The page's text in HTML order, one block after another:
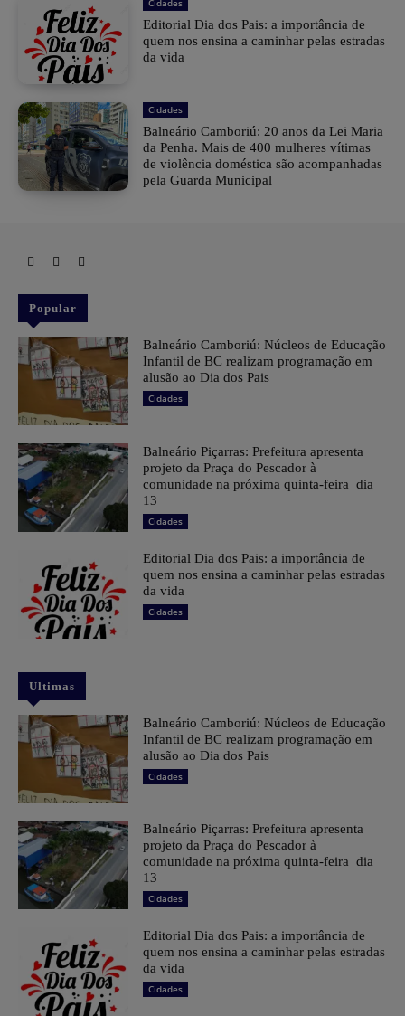
Cidades
Editorial Dia dos Pais: a importância de
quem nos ensina a caminhar pelas estradas
da vida
Cidades
Balneário Camboriú: 20 anos da Lei Maria
da Penha. Mais de 400 mulheres vítimas
de violência doméstica são acompanhadas
pela Guarda Municipal
Popular
Balneário Camboriú: Núcleos de Educação
Infantil de BC realizam programação em
alusão ao Dia dos Pais
Cidades
Balneário Piçarras: Prefeitura apresenta
projeto da Praça do Pescador à
comunidade na próxima quinta-feira dia
13
Cidades
Editorial Dia dos Pais: a importância de
quem nos ensina a caminhar pelas estradas
da vida
Cidades
Ultimas
Balneário Camboriú: Núcleos de Educação
Infantil de BC realizam programação em
alusão ao Dia dos Pais
Cidades
Balneário Piçarras: Prefeitura apresenta
projeto da Praça do Pescador à
comunidade na próxima quinta-feira dia
13
Cidades
Editorial Dia dos Pais: a importância de
quem nos ensina a caminhar pelas estradas
da vida
Cidades